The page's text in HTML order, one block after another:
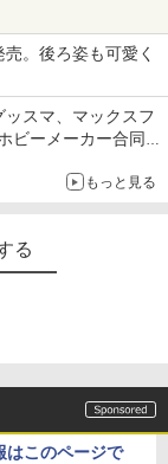
とコラボの楽しさを
。後ろ姿も可愛く
4種がラインナップ
ッスマ、マックスフ
ビーメーカー合同展
もっと見る
る
はこのページで